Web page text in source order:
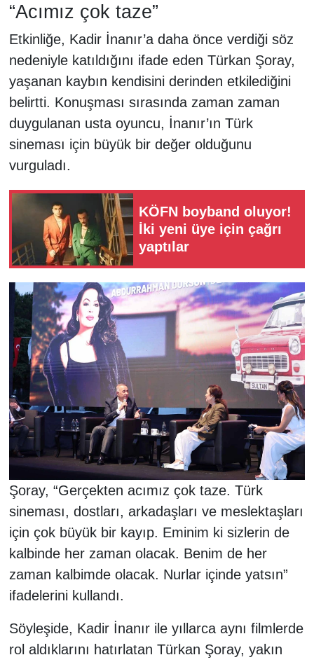
“Acımız çok taze”
Etkinliğe, Kadir İnanır’a daha önce verdiği söz
nedeniyle katıldığını ifade eden Türkan Şoray,
yaşanan kaybın kendisini derinden etkilediğini
belirtti. Konuşması sırasında zaman zaman
duygulanan usta oyuncu, İnanır’ın Türk
sineması için büyük bir değer olduğunu
vurguladı.
KÖFN boyband oluyor!
İki yeni üye için çağrı
yaptılar
Şoray, “Gerçekten acımız çok taze. Türk
sineması, dostları, arkadaşları ve meslektaşları
için çok büyük bir kayıp. Eminim ki sizlerin de
kalbinde her zaman olacak. Benim de her
zaman kalbimde olacak. Nurlar içinde yatsın”
ifadelerini kullandı.
Söyleşide, Kadir İnanır ile yıllarca aynı filmlerde
rol aldıklarını hatırlatan Türkan Şoray, yakın